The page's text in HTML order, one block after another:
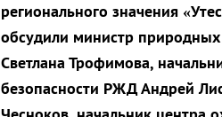
регионального значения
обсудили министр природных
Светлана Трофимова,
безопасности РЖД Андрей